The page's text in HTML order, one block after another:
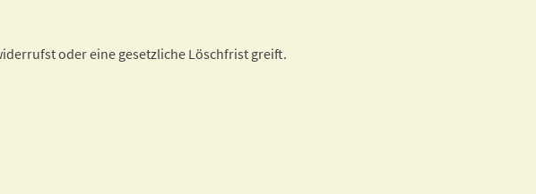
oder eine gesetzliche Löschfrist greift.